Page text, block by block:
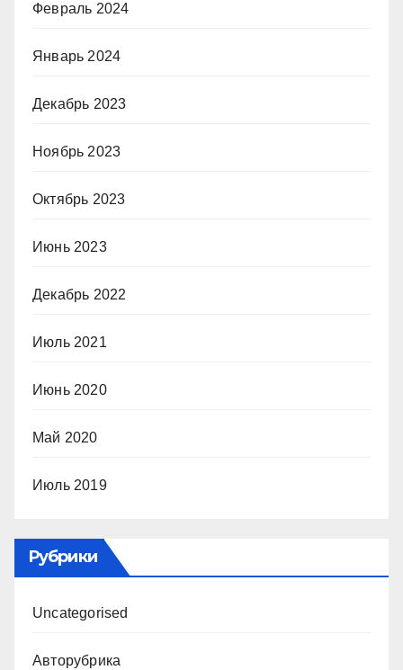
Февраль 2024
Январь 2024
Декабрь 2023
Ноябрь 2023
Октябрь 2023
Июнь 2023
Декабрь 2022
Июль 2021
Июнь 2020
Май 2020
Июль 2019
Рубрики
Uncategorised
Авторубрика